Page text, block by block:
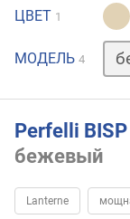
ЦВЕТ 1
МОДЕЛЬ 4
Perfelli
бежевый
Lanterne